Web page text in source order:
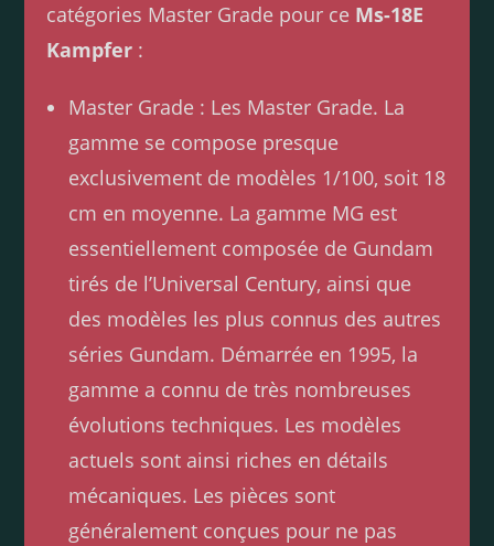
catégories Master Grade pour ce Ms-18E
Kampfer :
Master Grade : Les Master Grade. La
gamme se compose presque
exclusivement de modèles 1/100, soit 18
cm en moyenne. La gamme MG est
essentiellement composée de Gundam
tirés de l’Universal Century, ainsi que
des modèles les plus connus des autres
séries Gundam. Démarrée en 1995, la
gamme a connu de très nombreuses
évolutions techniques. Les modèles
actuels sont ainsi riches en détails
mécaniques. Les pièces sont
généralement conçues pour ne pas